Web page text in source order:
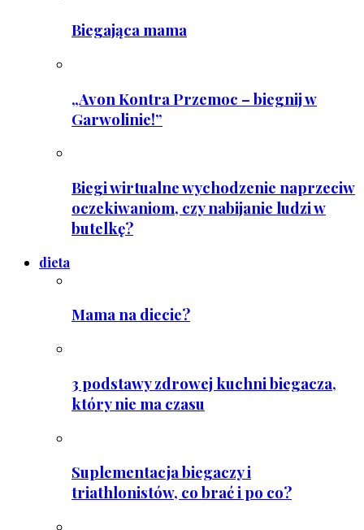
Biegająca mama
„Avon Kontra Przemoc – biegnij w
Garwolinie!”
Biegi wirtualne wychodzenie naprzeciw
oczekiwaniom, czy nabijanie ludzi w
butelkę?
dieta
Mama na diecie?
3 podstawy zdrowej kuchni biegacza,
który nie ma czasu
Suplementacja biegaczy i
triathlonistów, co brać i po co?